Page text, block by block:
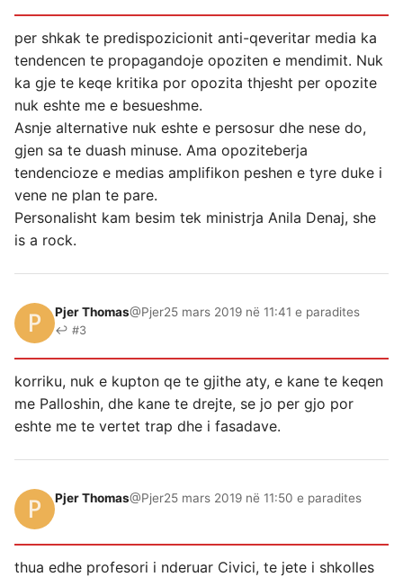
per shkak te predispozicionit anti-qeveritar media ka
tendencen te propagandoje opoziten e mendimit. Nuk
ka gje te keqe kritika por opozita thjesht per opozite
nuk eshte me e besueshme.
Asnje alternative nuk eshte e persosur dhe nese do,
gjen sa te duash minuse. Ama opoziteberja
tendencioze e medias amplifikon peshen e tyre duke i
vene ne plan te pare.
Personalisht kam besim tek ministrja Anila Denaj, she
is a rock.
Pjer Thomas@Pjer25 mars 2019 në 11:41 e paradites
↩ #3
korriku, nuk e kupton qe te gjithe aty, e kane te keqen
me Palloshin, dhe kane te drejte, se jo per gjo por
eshte me te vertet trap dhe i fasadave.
Pjer Thomas@Pjer25 mars 2019 në 11:50 e paradites
thua edhe profesori i nderuar Civici, te jete i shkolles